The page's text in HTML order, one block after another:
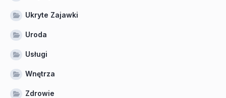
Ukryte Zajawki
Uroda
Usługi
Wnętrza
Zdrowie